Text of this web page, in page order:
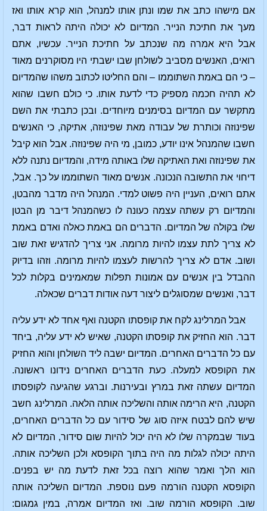
אם מישהו כתב את שמו ונתן אותו למנהל, הוא קרא אותו ואז
מעך את חתיכת הנייר. המדיום לא יכולה היתה לראות דבר,
אבל היא אמרה מה שנכתב על חתיכת הנייר. עכשיו, אתם
רואים, האנשים מסביב לשולחן שבו ישבתי היו מסוקרנים מאוד
– כי הם באמת השתוממו – והם החליטו לכתוב משהו שהמדיום
לא תהיה חכמה מספיק כדי לדעת אותו. כי כולם חשבו שהוא
מתקשר עם המדיום בסימנים מיוחדים. ובכן כתבתי את השם
שפינוזה וכותרת של עבודה מאת שפינוזה, אתיקה, כי האנשים
חשבו שהמנהל אינו יודע, כמובן, מי היה שפינוזה. אבל הוא קיבל
את שפינוזה ואת האתיקה שלו באותה מידה, והמדיום נתנה ללא
דיחוי את התשובה הנכונה. אנשים מאוד השתוממו על כך. אבל,
אתם רואים, העניין היה פשוט למדי. המנהל היה מדבר מהבטן,
והמדיום רק עשתה עצמה כעונה לו כשהמנהל דיבר מן הבטן
שלו בקולה של המדיום. הדברים הם באמת כאלה ואדם באמת
לא צריך לתת עצמו להיות מרומה. אני צריך להדגיש זאת שוב
ושוב. אדם לא צריך להרשות לעצמו להיות מרומה. וזהו בדיוק
ההבדל בין אנשים עם אמונות תפלות שמאמינים בקלות לכל
דבר, ואנשים שמסוגלים ליצור דעה אודות דברים שכאלה.
אבל המרלינג לקח את קופסתו הקטנה ואף אחד לא ידע עליה
דבר. הוא החזיק את קופסתו הקטנה, שאיש לא ידע עליה, ביחד
עם כל הדברים האחרים. המדיום ישבה ליד השולחן והוא החזיק
את הקופסא למעלה. כעת הדברים האחרים נידונו ראשונה.
המדיום עשתה זאת במרץ ובעירנות. וברגע שהגיעה לקופסתו
הקטנה, היא הרימה אותה והשליכה אותה הלאה. המרלינג חשב
שיש להם לבטח איזה סוג של סידור עם כל הדברים האחרים,
בעוד שבמקרה שלו לא היה יכול להיות שום סידור, המדיום לא
היתה יכולה לגלות מה היה בתוך הקופסא ולכן השליכה אותה.
הוא הלך ואמר שהוא רוצה בכל זאת לדעת מה יש בפנים.
הקופסא הקטנה הורמה פעם נוספת. המדיום השליכה אותה
שוב. הקופסא הורמה שוב. ואז המדיום אמרה, במין גמגום: